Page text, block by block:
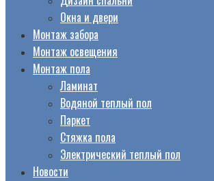
Окна и двери
Монтаж забора
Монтаж освещения
Монтаж пола
Ламинат
Водяной теплый пол
Паркет
Стяжка пола
Электрический теплый пол
Новости